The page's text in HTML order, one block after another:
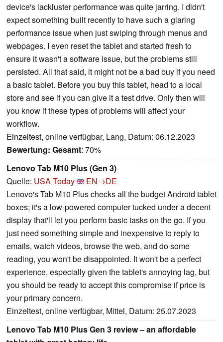
device's lackluster performance was quite jarring. I didn't
expect something built recently to have such a glaring
performance issue when just swiping through menus and
webpages. I even reset the tablet and started fresh to
ensure it wasn't a software issue, but the problems still
persisted. All that said, it might not be a bad buy if you need
a basic tablet. Before you buy this tablet, head to a local
store and see if you can give it a test drive. Only then will
you know if these types of problems will affect your
workflow.
Einzeltest, online verfügbar, Lang, Datum: 06.12.2023
Bewertung: Gesamt: 70%
Lenovo Tab M10 Plus (Gen 3)
Quelle: USA Today
EN→DE
Lenovo's Tab M10 Plus checks all the budget Android tablet
boxes; it's a low-powered computer tucked under a decent
display that'll let you perform basic tasks on the go. If you
just need something simple and inexpensive to reply to
emails, watch videos, browse the web, and do some
reading, you won't be disappointed. It won't be a perfect
experience, especially given the tablet's annoying lag, but
you should be ready to accept this compromise if price is
your primary concern.
Einzeltest, online verfügbar, Mittel, Datum: 25.07.2023
Lenovo Tab M10 Plus Gen 3 review – an affordable